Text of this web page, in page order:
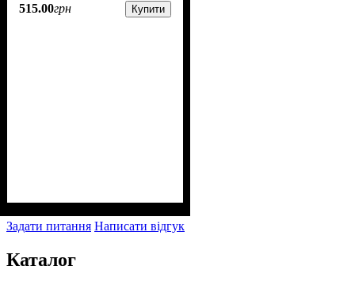
515.00грн Купити
Задати питання Написати відгук
Каталог